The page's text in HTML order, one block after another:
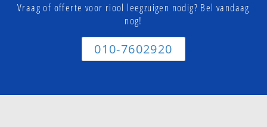
Vraag of offerte voor riool leegzuigen nodig? Bel vandaag
nog!
010-7602920